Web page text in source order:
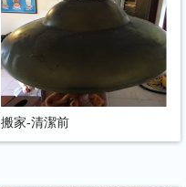
搬家-清潔前